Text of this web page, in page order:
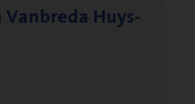
Van­b­re­da Huys­